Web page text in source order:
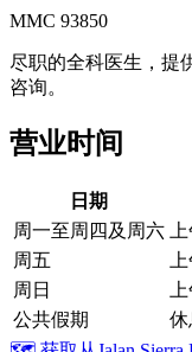
MMC 93850
尽职的全科医生，提
咨询。
营业时间
日期
周一至周四及周六
周五
周日
公共假期
休